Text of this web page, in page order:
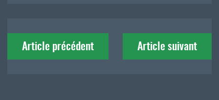
Navigation
deArticle précédent Article suivant